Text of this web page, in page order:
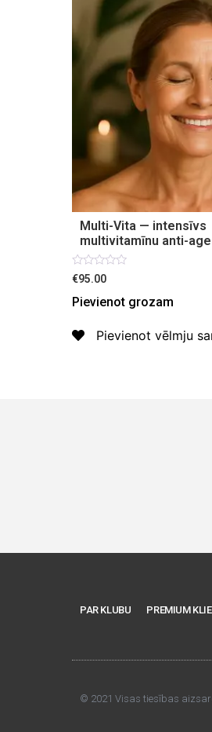
Multi-Vita — intensīvs
multivitamīnu anti-
Novērtēts
ar
0
no
€95.00
Pievienot grozam
Pievienot vēlmju
PAR KLUBU PREMIUM
© 2021 Visas tiesības